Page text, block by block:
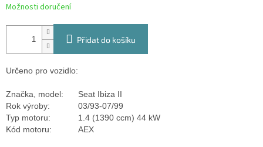
Možnosti doručení
Přidat do košíku
Určeno pro vozidlo:
Značka, model:
Seat Ibiza II
Rok výroby:
03/93-07/99
Typ motoru:
1.4 (1390 ccm) 44 kW
Kód motoru:
AEX